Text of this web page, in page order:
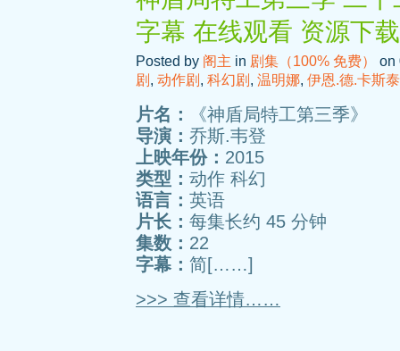
字幕 在线观看 资源下载
Posted by 阁主 in 剧集（100% 免费）
on
剧 , 动作剧 , 科幻剧 , 温明娜, 伊恩.德.卡斯
片名：
《神盾局特工第三季》
导演： 乔斯.韦登
上映年份： 2015
类型： 动作 科幻
语言： 英语
片长： 每集长约 45 分钟
集数： 22
字幕： 简[……]
>>> 查看详情……